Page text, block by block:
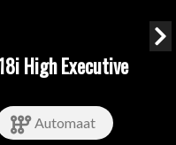
High Executive
Automaat